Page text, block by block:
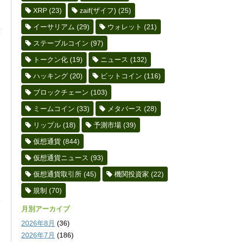
XRP (23) zaif(ザイフ) (25)
イーサリアム (29) ウォレット (21)
ステーブルコイン (97)
トークン化 (19) ニュース (132)
ハッキング (20) ビットコイン (116)
ブロックチェーン (103)
ミームコイン (33) メタバース (28)
リップル (18) 予測市場 (39)
仮想通貨 (844)
仮想通貨ニュース (93)
仮想通貨取引所 (45) 機関投資家 (22)
規制 (70)
月別アーカイブ
2026年8月 (36)
2026年7月 (186)